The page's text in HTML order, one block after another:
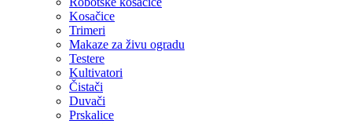
Kosačice
Trimeri
Makaze za živu ogradu
Testere
Kultivatori
Čistači
Duvači
Prskalice